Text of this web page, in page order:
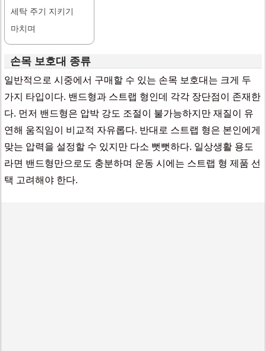
세탁 주기 지키기
마치며
손목 보호대 종류
일반적으로 시중에서 구매할 수 있는 손목 보호대는 크게 두
가지 타입이다. 밴드형과 스트랩 형인데 각각 장단점이 존재한
다. 먼저 밴드형은 압박 강도 조절이 불가능하지만 재질이 유
연해 움직임이 비교적 자유롭다. 반대로 스트랩 형은 본인에게
맞는 압력을 설정할 수 있지만 다소 뻣뻣하다. 일상생활 용도
라면 밴드형만으로도 충분하며 운동 시에는 스트랩 형 제품 선
택 고려해야 한다.